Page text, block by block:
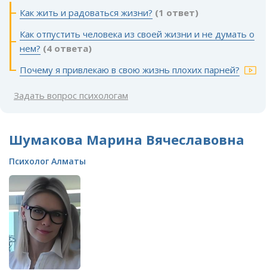
Как жить и радоваться жизни? (1 ответ)
Как отпустить человека из своей жизни и не думать о
нем? (4 ответа)
Почему я привлекаю в свою жизнь плохих парней?
Задать вопрос психологам
Шумакова Марина Вячеславовна
Психолог Алматы